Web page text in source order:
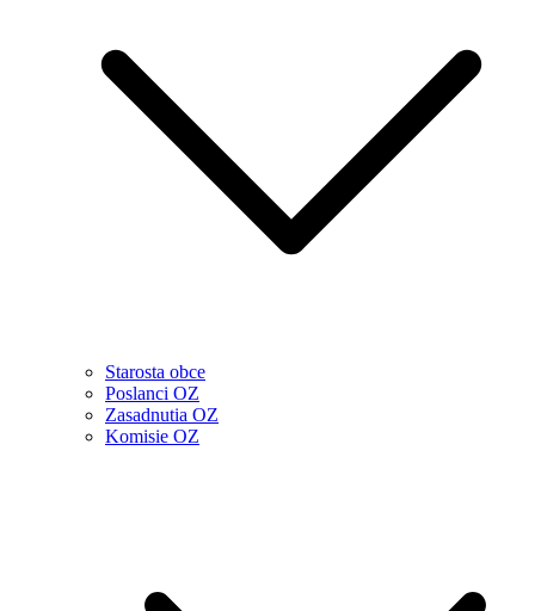
Starosta obce
Poslanci OZ
Zasadnutia OZ
Komisie OZ